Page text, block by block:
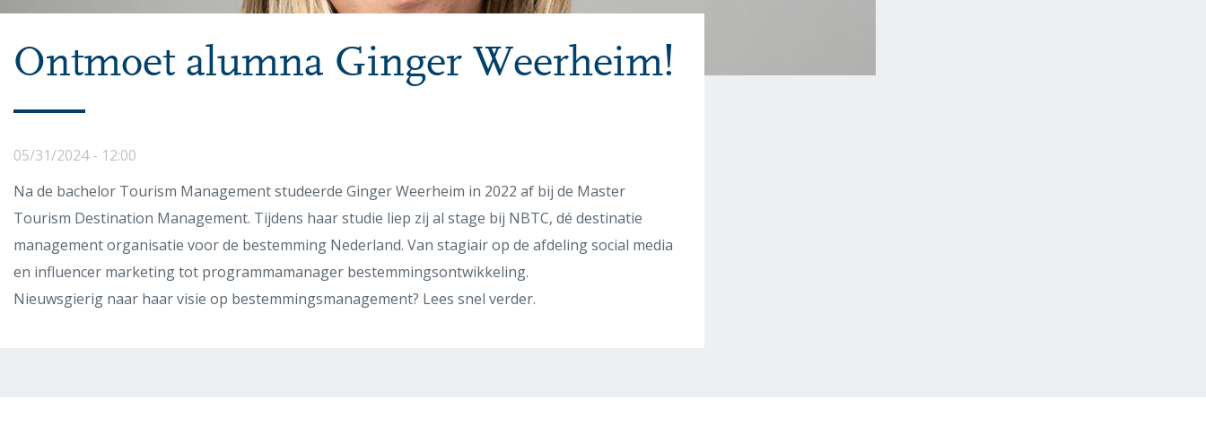
Ontmoet alumna Ginger Weerheim!
05/31/2024 - 12:00
Na de bachelor Tourism Management studeerde Ginger Weerheim in 2022 af bij de Master
Tourism Destination Management. Tijdens haar studie liep zij al stage bij NBTC, dé destinatie
management organisatie voor de bestemming Nederland. Van stagiair op de afdeling social media
en influencer marketing tot programmamanager bestemmingsontwikkeling.
Nieuwsgierig naar haar visie op bestemmingsmanagement? Lees snel verder.